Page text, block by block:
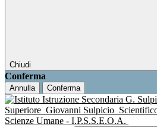
Chiudi
Conferma
Annulla Conferma
Superiore Giovanni Sulpicio
Scienze Umane - I.P.S.S.E.O.A.